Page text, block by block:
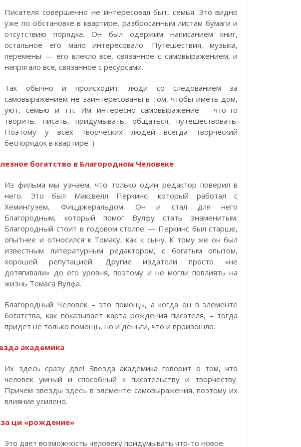
Писателя совершенно не интересовал быт, семья. Это видно
уже по обстановке в квартире, разбросанным листам бумаги и
отсутствию порядка. Он был одержим написанием книг,
остальное его мало интересовало. Путешествия, музыка,
перемены — его влекло все, связанное с самовыражением, и
напрягало все, связанное с ресурсами.
Так обычно и происходит: люди со следованием за
самовыражением не заинтересованы в том, чтобы иметь дом,
уют, семью и т.п. Им интересно самовыражение – что-то
творить, писать, придумывать, общаться, путешествовать.
Поэтому у всех творческих людей всегда творческий
беспорядок в квартире :)
богатство в Благородном Человеке
Из фильма мы узнаем, что только один редактор поверил в
него. Это был Максвелл Перкинс, который работал с
Хемингуэем, Фицджеральдом. Он и стал для него
Благородным, который помог Вулфу стать знаменитым.
Благородный стоит в годовом столпе — Перкинс был старше,
опытнее и относился к Томасу, как к сыну. К тому же он был
известным литературным редактором, с богатым опытом,
хорошей репутацией. Другие издатели просто «не
дотягивали» до его уровня, поэтому и не могли повлиять на
жизнь Томаса Вулфа.
Благородный Человек – это помощь, а когда он в элементе
богатства, как показывает карта рождения писателя, – тогда
придет не только помощь, но и деньги, что и произошло.
академика
Их здесь сразу две! Звезда академика говорит о том, что
человек умный и способный к писательству и творчеству.
Причем звезды здесь в элементе самовыражения, поэтому их
влияние усилено.
ци «рождение»
Это дает возможность человеку придумывать что-то новое.